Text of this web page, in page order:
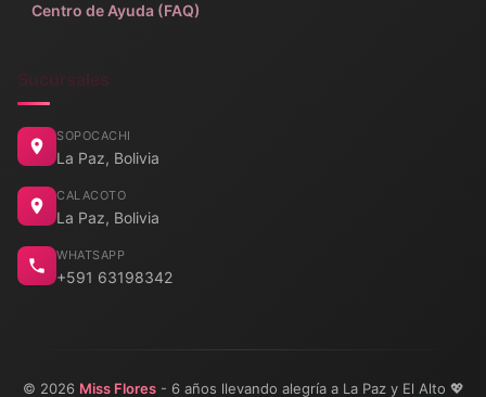
Centro de Ayuda (FAQ)
Sucursales
SOPOCACHI
La Paz, Bolivia
CALACOTO
La Paz, Bolivia
WHATSAPP
+591 63198342
© 2026 Miss Flores- 6 años llevando alegría a La Paz y El Alto 💖